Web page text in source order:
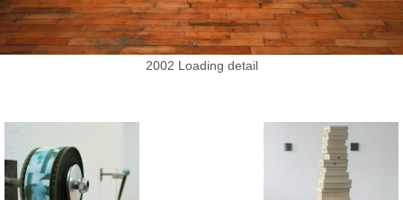
2002 Loading detail